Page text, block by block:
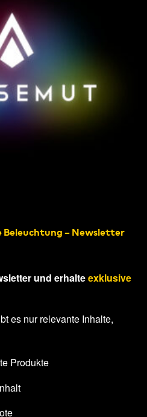
– Newsletter
und erhalteexklusive
es nur relevante Inhalte,
Produkte